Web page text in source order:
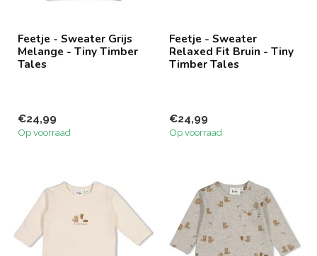
Feetje - Sweater Grijs
Melange - Tiny Timber
Tales
€24,99
Op voorraad
Feetje - Sweater
Relaxed Fit Bruin - Tiny
Timber Tales
€24,99
Op voorraad